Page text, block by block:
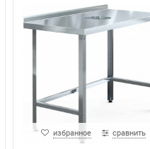
избранное сравнить